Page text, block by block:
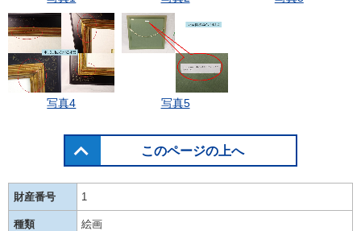
写真4 写真5
このページの上へ
財産番号 1
種類 絵画